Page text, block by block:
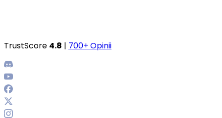
TrustScore 4.8 | 700+ Opinii